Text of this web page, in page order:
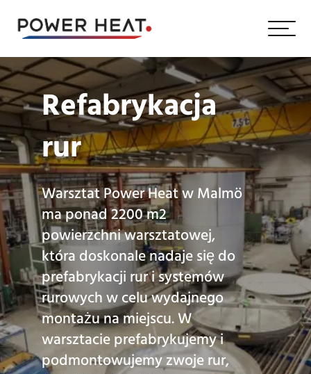
Refabrykacja
rur
Warsztat Power Heat w Malmö
ma ponad 2200 m2
powierzchni warsztatowej,
która doskonale nadaje się do
prefabrykacji rur i systemów
rurowych w celu wydajnego
montażu na miejscu. W
warsztacie prefabrykujemy i
podmontowujemy zwoje rur,